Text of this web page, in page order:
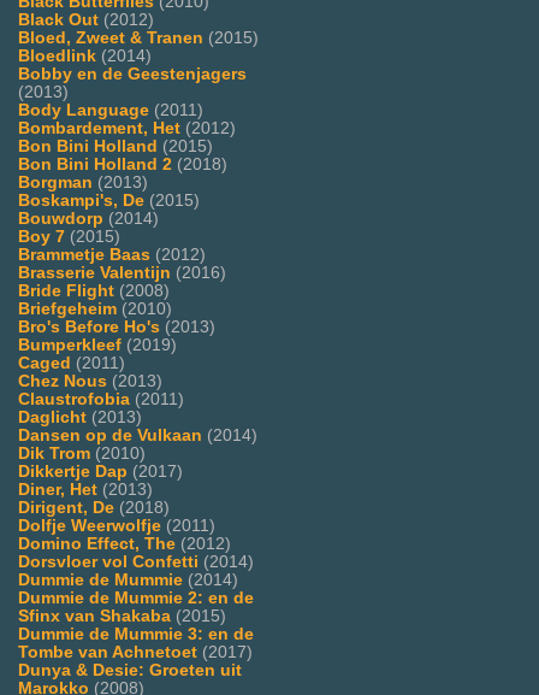
Black Out (2012)
Bloed, Zweet & Tranen (2015)
Bloedlink (2014)
Bobby en de Geestenjagers
(2013)
Body Language (2011)
Bombardement, Het (2012)
Bon Bini Holland (2015)
Bon Bini Holland 2 (2018)
Borgman (2013)
Boskampi's, De (2015)
Bouwdorp (2014)
Boy 7 (2015)
Brammetje Baas (2012)
Brasserie Valentijn (2016)
Bride Flight (2008)
Briefgeheim (2010)
Bro's Before Ho's (2013)
Bumperkleef (2019)
Caged (2011)
Chez Nous (2013)
Claustrofobia (2011)
Daglicht (2013)
Dansen op de Vulkaan (2014)
Dik Trom (2010)
Dikkertje Dap (2017)
Diner, Het (2013)
Dirigent, De (2018)
Dolfje Weerwolfje (2011)
Domino Effect, The (2012)
Dorsvloer vol Confetti (2014)
Dummie de Mummie (2014)
Dummie de Mummie 2: en de
Sfinx van Shakaba (2015)
Dummie de Mummie 3: en de
Tombe van Achnetoet (2017)
Dunya & Desie: Groeten uit
Marokko (2008)